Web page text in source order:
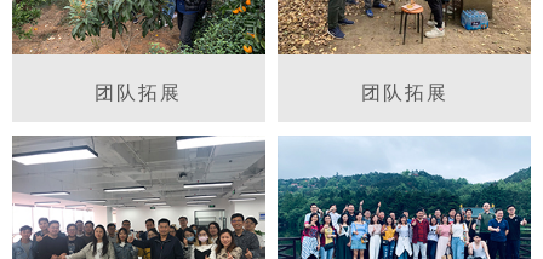
团队拓展 团队拓展